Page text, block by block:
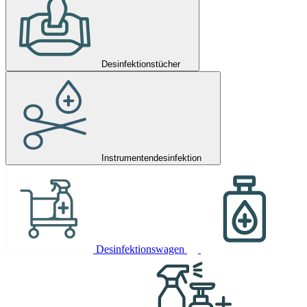
Desinfektionstücher
Instrumentendesinfektion
Desinfektionswagen